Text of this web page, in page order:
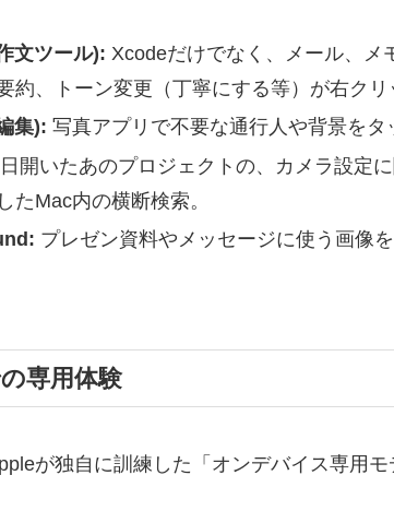
文ツール): Xcodeだけでなく、メール、メ
約、トーン変更（丁寧にする等）が右クリ
集): 写真アプリで不要な通行人や背景をタ
日開いたあのプロジェクトの、カメラ設定
たMac内の横断検索。
プレゼン資料やメッセージに使う画像
専用体験
が独自に訓練した「オンデバイス専用